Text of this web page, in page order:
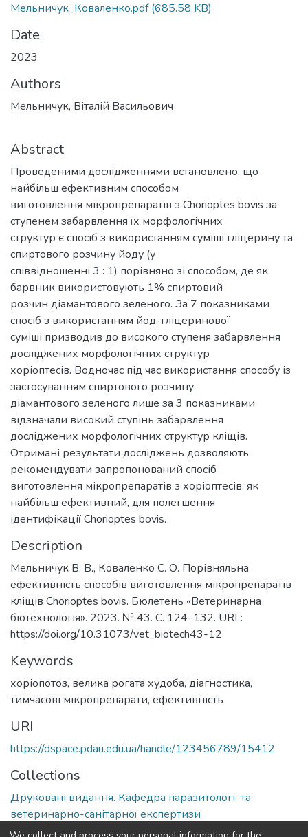
Мельничук_Коваленко.pdf(685.58 KB)
Date
2023
Authors
Мельничук, Віталій Васильович
Abstract
Проведеними дослідженнями встановлено, що
найбільш ефективним способом
виготовлення мікропрепаратів з Chorioptes bovis за
ступенем забарвлення їх морфологічних
структур є спосіб з використанням суміші гліцерину та
спиртового розчину йоду (у
співвідношенні 3 : 1) порівняно зі способом, де як
барвник використовують 1% спиртовий
розчин діамантового зеленого. За 7 показниками
спосіб з використанням йод-гліцеринової
суміші призводив до високого ступеня забарвлення
досліджених морфологічних структур
хоріоптесів. Водночас під час використання способу із
застосуванням спиртового розчину
діамантового зеленого лише за 3 показниками
відзначали високий ступінь забарвлення
досліджених морфологічних структур кліщів.
Отримані результати досліджень дозволяють
рекомендувати запропонований спосіб
виготовлення мікропрепаратів з хоріоптесів, як
найбільш ефективний, для полегшення
ідентифікації Chorioptes bovis.
Description
Мельничук В. В., Коваленко С. О. Порівняльна
ефективність способів виготовлення мікропрепаратів
кліщів Chorioptes bovis. Бюлетень «Ветеринарна
біотехнологія». 2023. № 43. С. 124–132. URL:
https://doi.org/10.31073/vet_biotech43-12
Keywords
хоріопотоз, велика рогата худоба, діагностика,
тимчасові мікропрепарати, ефективність
URI
https://dspace.pdau.edu.ua/handle/123456789/15412
Collections
Друковані видання. Кафедра паразитології та
ветеринарно-санітарної експертизи